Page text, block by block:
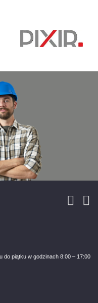
do piątku w godzinach 8:00 – 17:00